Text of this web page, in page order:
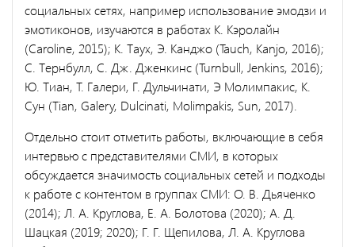
социальных сетях, например использование эмодзи и
эмотиконов, изучаются в работах К. Кэролайн
(Caroline, 2015); К. Таух, Э. Канджо (Tauch, Kanjo, 2016);
С. Тернбулл, С. Дж. Дженкинс (Turnbull, Jenkins, 2016);
Ю. Тиан, Т. Галери, Г. Дульчинати, Э Молимпакис, К.
Сун (Tian, Galery, Dulcinati, Molimpakis, Sun, 2017).
Отдельно стоит отметить работы, включающие в себя
интервью с представителями СМИ, в которых
обсуждается значимость социальных сетей и подходы
к работе с контентом в группах СМИ: О. В. Дьяченко
(2014); Л. А. Круглова, Е. А. Болотова (2020); А. Д.
Шацкая (2019; 2020); Г. Г. Щепилова, Л. А. Круглова